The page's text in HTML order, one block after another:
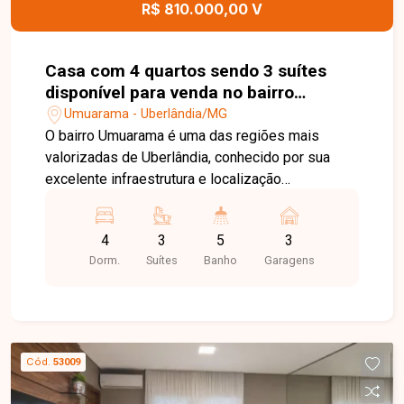
visita. Nossa equipe está pronta para apresentar
encontrar o lar ideal para viver com conforto e
qualidade de vida.
R$ 810.000,00 V
Casa com 4 quartos sendo 3 suítes
disponível para venda no bairro
Umuarama em Uberlândia-MG
Umuarama - Uberlândia/MG
O bairro Umuarama é uma das regiões mais
valorizadas de Uberlândia, conhecido por sua
excelente infraestrutura e localização
hospitais, supermercados, escolas, farmácias e
diversos serviços, o bairro oferece praticidade
para o dia a dia e grande potencial tanto para
e ar-condicionado, além de 1 quarto com armário
e ar-condicionado, banheiro social, cozinha com
armários planejados, lavanderia, área de serviço
4
Dorm.
3
Suítes
5
Banho
3
Garagens
Cód. 53009